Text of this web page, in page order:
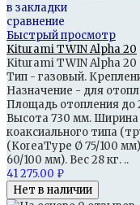
в закладки
сравнение
Быстрый просмотр
Kiturami TWIN Alpha 20
Kiturami TWIN Alpha 20
Тип - газовый.
Назначение - для
Площадь отопления до
Высота 730 мм.
коаксиального типа
(KoreaType Ø 75/100
60/100 мм). Вес 28 кг. ..
41 275.00 ₽